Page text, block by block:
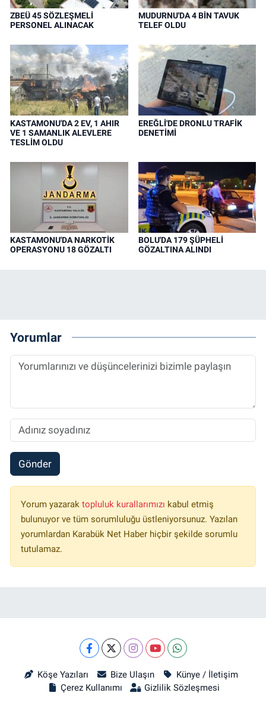
ZBEÜ 45 SÖZLEŞMELİ
PERSONEL ALINACAK
MUDURNU'DA 4 BİN TAVUK
TELEF OLDU
KASTAMONU'DA 2 EV, 1 AHIR
VE 1 SAMANLIK ALEVLERE
TESLİM OLDU
EREĞLİ'DE DRONLU TRAFİK
DENETİMİ
KASTAMONU'DA NARKOTİK
OPERASYONU 18 GÖZALTI
BOLU'DA 179 ŞÜPHELİ
GÖZALTINA ALINDI
Yorumlar
Gönder
Yorum yazarak topluluk kurallarımızı kabul etmiş
bulunuyor ve tüm sorumluluğu üstleniyorsunuz. Yazılan
yorumlardan Karabük Net Haber hiçbir şekilde sorumlu
tutulamaz.
Köşe Yazıları Bize Ulaşın
Künye / İletişim
Çerez Kullanımı
Gizlilik Sözleşmesi